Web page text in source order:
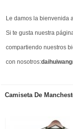
Le damos la bienvenida
Si te gusta nuestra
compartiendo nuestros
con nosotros:
Camiseta De